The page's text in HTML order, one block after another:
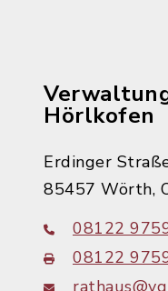
Hörlkofen
Erdinger
85457 Wörth,
08122
08122